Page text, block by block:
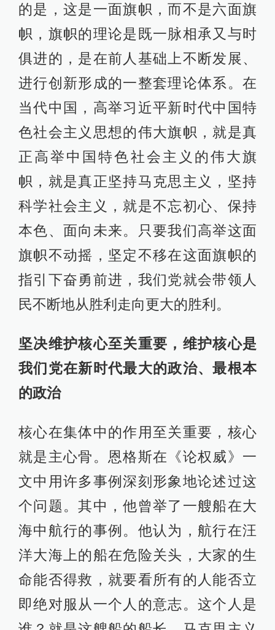
的是，这是一面旗帜，而不是六面旗
帜，旗帜的理论是既一脉相承又与时
俱进的，是在前人基础上不断发展、
进行创新形成的一整套理论体系。在
当代中国，高举习近平新时代中国特
色社会主义思想的伟大旗帜，就是真
正高举中国特色社会主义的伟大旗
帜，就是真正坚持马克思主义，坚持
科学社会主义，就是不忘初心、保持
本色、面向未来。只要我们高举这面
旗帜不动摇，坚定不移在这面旗帜的
指引下奋勇前进，我们党就会带领人
民不断地从胜利走向更大的胜利。
坚决维护核心至关重要，维护核心是
我们党在新时代最大的政治、最根本
的政治
核心在集体中的作用至关重要，核心
就是主心骨。恩格斯在《论权威》一
文中用许多事例深刻形象地论述过这
个问题。其中，他曾举了一艘船在大
海中航行的事例。他认为，航行在汪
洋大海上的船在危险关头，大家的生
命能否得救，就要看所有的人能否立
即绝对服从一个人的意志。这个人是